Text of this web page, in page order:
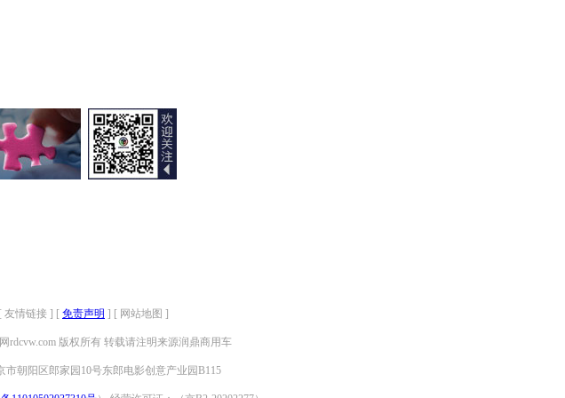
友情链接 ] [ 免责声明 ] [ 网站地图 ]
rdcvw.com 版权所有 转载请注明来源润鼎商用车
市朝阳区郎家园10号东郎电影创意产业园B115